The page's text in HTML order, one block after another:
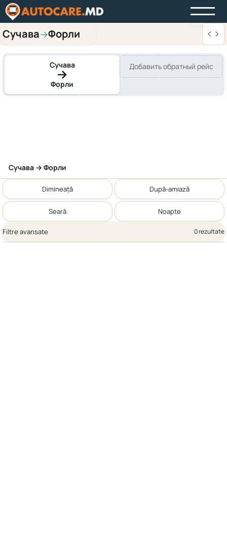
Сучава→Форли
Сучава
Форли
Добавить обратный рейс
Сучава → Форли
Dimineață După-amiază
Seară Noapte
Filtre avansate 0 rezultate